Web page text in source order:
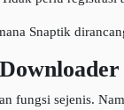
Snaptik
fungsi sejenis.